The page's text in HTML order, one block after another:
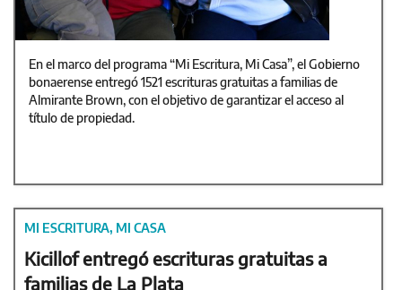
En el marco del programa “Mi Escritura, Mi Casa”, el Gobierno
bonaerense entregó 1521 escrituras gratuitas a familias de
Almirante Brown, con el objetivo de garantizar el acceso al
título de propiedad.
MI ESCRITURA, MI CASA
Kicillof entregó escrituras gratuitas a
familias de La Plata